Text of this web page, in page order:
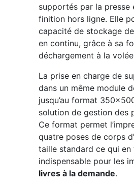
supportés par la presse
finition hors ligne. Elle
capacité de stockage
en continu, grâce à sa
déchargement à la
La prise en charge de
dans un même module
jusqu’au format
solution de gestion des
Ce format permet
quatre poses de corps
taille standard ce qui en
indispensable pour les
livres à la demande.